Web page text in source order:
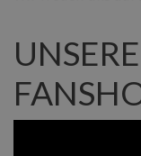
UNSERE